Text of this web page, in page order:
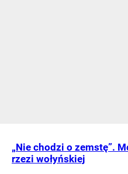
„Nie chodzi o zemstę”.
rzezi wołyńskiej